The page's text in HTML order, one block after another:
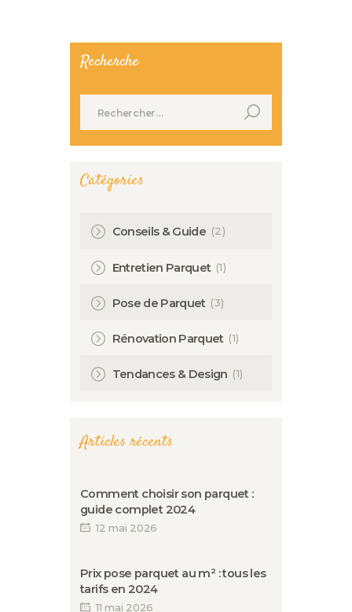
Recherche
Catégories
Conseils & Guide (2)
Entretien Parquet (1)
Pose de Parquet (3)
Rénovation Parquet (1)
Tendances & Design (1)
Articles récents
Comment choisir son parquet :
guide complet 2024
12 mai 2026
Prix pose parquet au m² : tous les
tarifs en 2024
11 mai 2026